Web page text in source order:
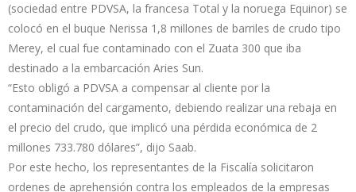
(sociedad entre PDVSA, la francesa Total y la noruega Equinor) se
colocó en el buque Nerissa 1,8 millones de barriles de crudo tipo
Merey, el cual fue contaminado con el Zuata 300 que iba
destinado a la embarcación Aries Sun.
“Esto obligó a PDVSA a compensar al cliente por la
contaminación del cargamento, debiendo realizar una rebaja en
el precio del crudo, que implicó una pérdida económica de 2
millones 733.780 dólares”, dijo Saab.
Por este hecho, los representantes de la Fiscalía solicitaron
ordenes de aprehensión contra los empleados de la empresas